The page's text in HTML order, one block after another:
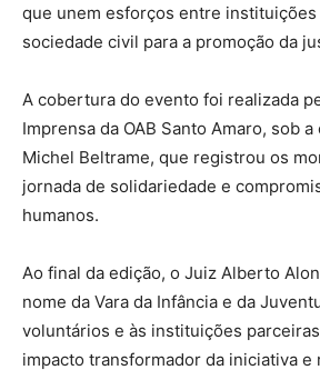
que unem esforços entre instituições
sociedade civil para a promoção da
A cobertura do evento foi realizada
Imprensa da OAB Santo Amaro, sob
Michel Beltrame, que registrou os
jornada de solidariedade e
humanos.
Ao final da edição, o Juiz Alberto
nome da Vara da Infância e da
voluntários e às instituições
impacto transformador da iniciativa e